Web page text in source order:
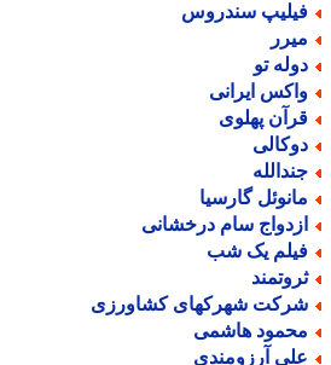
سندروس
تو
ایرانی
پهلوی
گارسیا
سام درخشانی
یک شب
شهرکهای کشاورزی
هاشمی
آرزومندی